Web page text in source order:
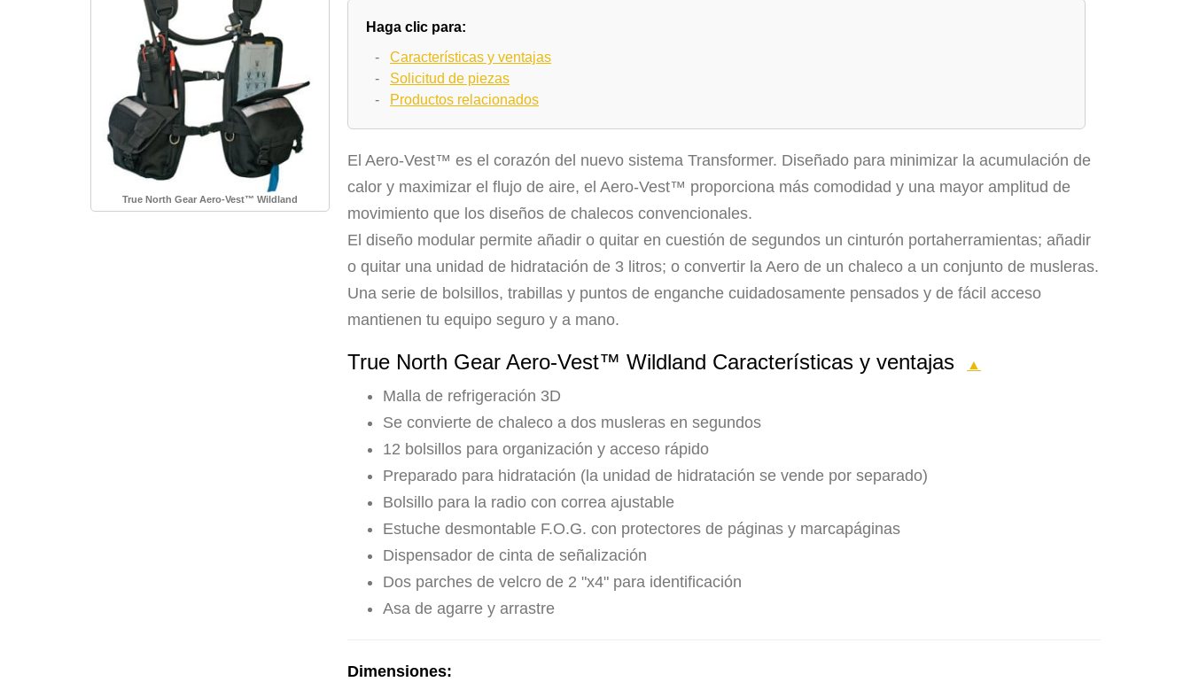
True North Gear Aero-Vest™ Wildland
Haga clic para:
- Características y ventajas
- Solicitud de piezas
-
Productos relacionados
El Aero-Vest™ es el corazón del nuevo sistema Transformer. Diseñado para minimizar la acumulación de
calor y maximizar el flujo de aire, el Aero-Vest™ proporciona más comodidad y una mayor amplitud de
movimiento que los diseños de chalecos convencionales.
El diseño modular permite añadir o quitar en cuestión de segundos un cinturón portaherramientas; añadir
o quitar una unidad de hidratación de 3 litros; o convertir la Aero de un chaleco a un conjunto de musleras.
Una serie de bolsillos, trabillas y puntos de enganche cuidadosamente pensados y de fácil acceso
mantienen tu equipo seguro y a mano.
True North Gear Aero-Vest™ Wildland Características y ventajas ▲
Malla de refrigeración 3D
Se convierte de chaleco a dos musleras en segundos
12 bolsillos para organización y acceso rápido
Preparado para hidratación (la unidad de hidratación se vende por separado)
Bolsillo para la radio con correa ajustable
Estuche desmontable F.O.G. con protectores de páginas y marcapáginas
Dispensador de cinta de señalización
Dos parches de velcro de 2 "x4" para identificación
Asa de agarre y arrastre
Dimensiones: